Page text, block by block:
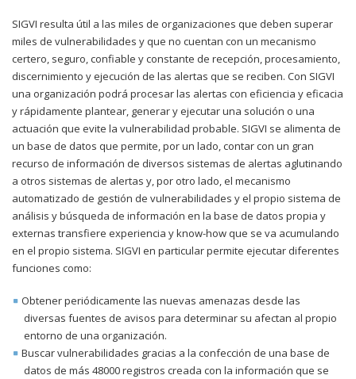
SIGVI resulta útil a las miles de organizaciones que deben superar
miles de vulnerabilidades y que no cuentan con un mecanismo
certero, seguro, confiable y constante de recepción, procesamiento,
discernimiento y ejecución de las alertas que se reciben. Con SIGVI
una organización podrá procesar las alertas con eficiencia y eficacia
y rápidamente plantear, generar y ejecutar una solución o una
actuación que evite la vulnerabilidad probable. SIGVI se alimenta de
un base de datos que permite, por un lado, contar con un gran
recurso de información de diversos sistemas de alertas aglutinando
a otros sistemas de alertas y, por otro lado, el mecanismo
automatizado de gestión de vulnerabilidades y el propio sistema de
análisis y búsqueda de información en la base de datos propia y
externas transfiere experiencia y know-how que se va acumulando
en el propio sistema. SIGVI en particular permite ejecutar diferentes
funciones como:
Obtener periódicamente las nuevas amenazas desde las
diversas fuentes de avisos para determinar su afectan al propio
entorno de una organización.
Buscar vulnerabilidades gracias a la confección de una base de
datos de más 48000 registros creada con la información que se